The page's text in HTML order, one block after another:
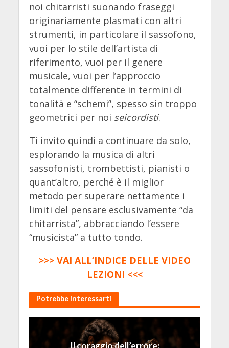
noi chitarristi suonando fraseggi
originariamente plasmati con altri
strumenti, in particolare il sassofono,
vuoi per lo stile dell’artista di
riferimento, vuoi per il genere
musicale, vuoi per l’approccio
totalmente differente in termini di
tonalità e “schemi”, spesso sin troppo
geometrici per noi seicordisti.
Ti invito quindi a continuare da solo,
esplorando la musica di altri
sassofonisti, trombettisti, pianisti o
quant’altro, perché è il miglior
metodo per superare nettamente i
limiti del pensare esclusivamente “da
chitarrista”, abbracciando l’essere
“musicista” a tutto tondo.
>>> VAI ALL’INDICE DELLE VIDEO
LEZIONI <<<
Potrebbe Interessarti
Il coraggio dell’errore: